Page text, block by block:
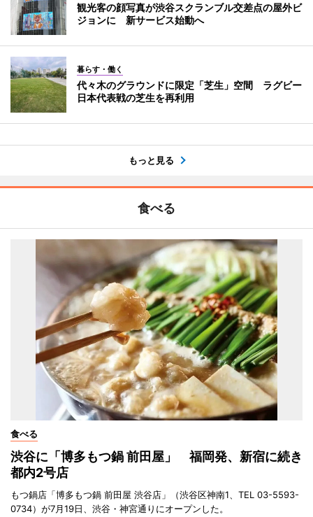
観光客の顔写真が渋谷スクランブル交差点の屋外ビ
ジョンに 新サービス始動へ
暮らす・働く
代々木のグラウンドに限定「芝生」空間 ラグビー
日本代表戦の芝生を再利用
もっと見る
食べる
食べる
渋谷に「博多もつ鍋 前田屋」 福岡発、新宿に続き
都内2号店
もつ鍋店「博多もつ鍋 前田屋 渋谷店」（渋谷区神南1、TEL 03-5593-
0734）が7月19日、渋谷・神宮通りにオープンした。